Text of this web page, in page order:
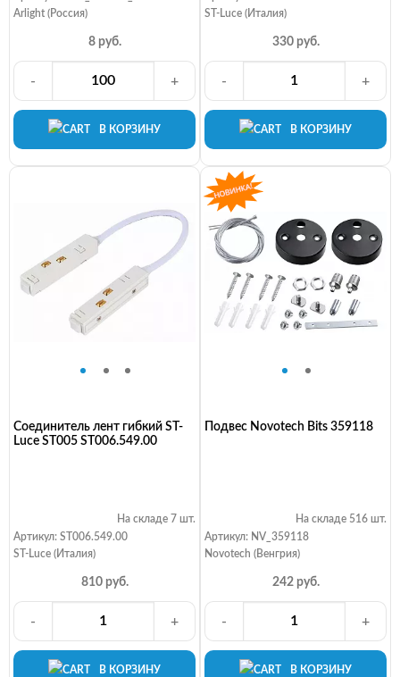
Arlight (Россия)
8 руб.
В КОРЗИНУ
- +
ST-Luce (Италия)
330 руб.
В КОРЗИНУ
- +
Соединитель лент гибкий ST-
Luce ST005 ST006.549.00
На складе 7 шт.
Артикул: ST006.549.00
ST-Luce (Италия)
810 руб.
В КОРЗИНУ
- +
Подвес Novotech Bits 359118
На складе 516 шт.
Артикул: NV_359118
Novotech (Венгрия)
242 руб.
В КОРЗИНУ
- +